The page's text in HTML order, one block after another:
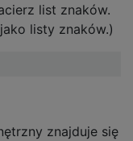
list znaków.
listy znaków.)
znajduje się